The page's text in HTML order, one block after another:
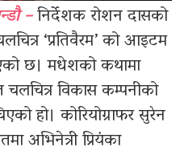
–निर्देशक रोशन दासको
‘प्रतिवैरम’ को आइटम
छ। मधेशको कथामा
विकास कम्पनीको
हो। कोरियोग्राफर सुरेन
अभिनेत्री प्रियंका